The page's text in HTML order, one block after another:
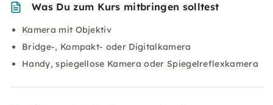
Was Du zum Kurs mitbringen solltest
Kamera mit Objektiv
Bridge-, Kompakt- oder Digitalkamera
Handy, spiegellose Kamera oder Spiegelreflexkamera